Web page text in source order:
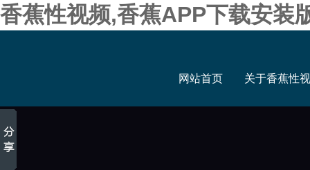
香蕉性视频,香蕉APP下载安装
网站首页 关于香蕉性